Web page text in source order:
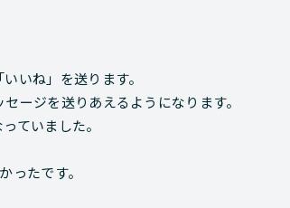
いね」を送ります。
ージを送りあえるようになります。
ていました。
ったです。